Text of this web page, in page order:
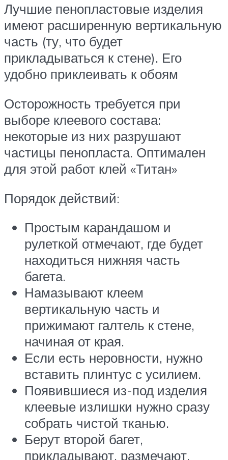
Лучшие пенопластовые изделия
имеют расширенную вертикальную
часть (ту, что будет
прикладываться к стене). Его
удобно приклеивать к обоям
Осторожность требуется при
выборе клеевого состава:
некоторые из них разрушают
частицы пенопласта. Оптимален
для этой работ клей «Титан»
Порядок действий:
Простым карандашом и
рулеткой отмечают, где будет
находиться нижняя часть
багета.
Намазывают клеем
вертикальную часть и
прижимают галтель к стене,
начиная от края.
Если есть неровности, нужно
вставить плинтус с усилием.
Появившиеся из-под изделия
клеевые излишки нужно сразу
собрать чистой тканью.
Берут второй багет,
прикладывают, размечают,